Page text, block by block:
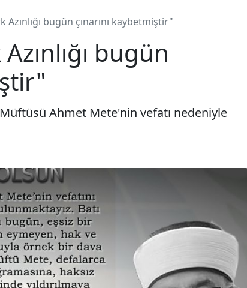
Azınlığı bugün çınarını kaybetmiştir"
bugün
Ahmet Mete'nin vefatı nedeniyle